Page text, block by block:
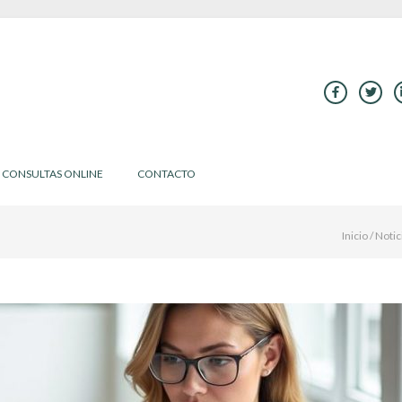
CONSULTAS ONLINE CONTACTO
Inicio/